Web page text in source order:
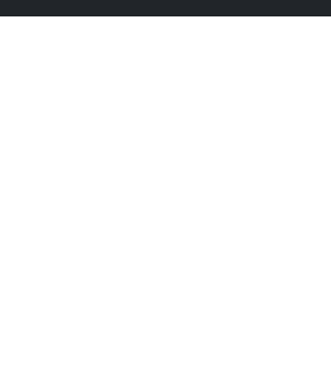
Umzug von Chemnitz nach Brasilien